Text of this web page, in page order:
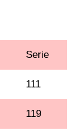
Serie
111
119